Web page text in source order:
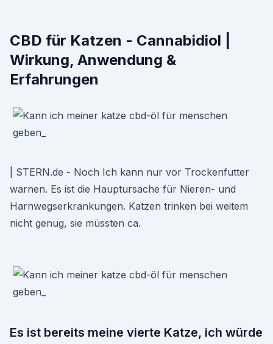
CBD für Katzen - Cannabidiol |
Wirkung, Anwendung &
Erfahrungen
| STERN.de - Noch Ich kann nur vor Trockenfutter
warnen. Es ist die Hauptursache für Nieren- und
Harnwegserkrankungen. Katzen trinken bei weitem
nicht genug, sie müssten ca.
Es ist bereits meine vierte Katze, ich würde